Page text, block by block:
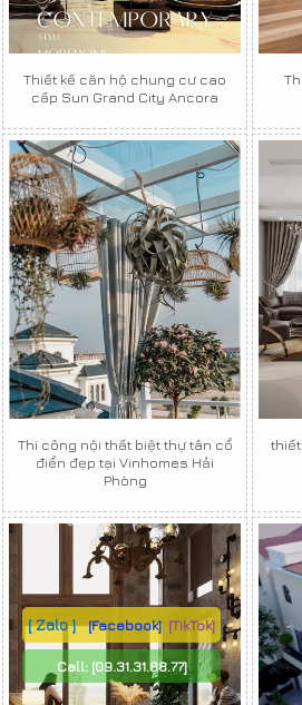
Thiết kế căn hộ chung cư cao
cấp Sun Grand City Ancora
Thi công nội thất biệt thự tân cổ
điển đẹp tại Vinhomes Hải
Phòng
[ Zalo ] [Facebook] [TikTok]
Call: [09.31.31.88.77]